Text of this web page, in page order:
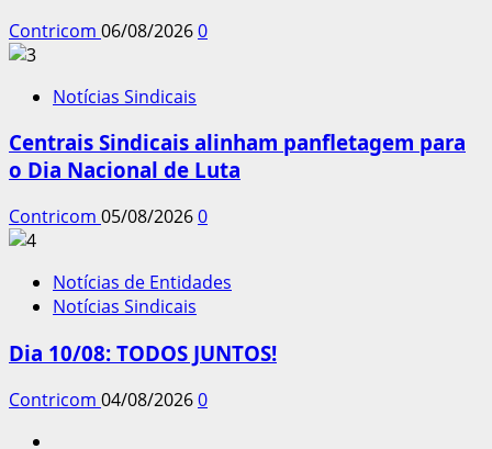
Contricom 06/08/20260
Notícias Sindicais
Centrais Sindicais alinham panfletagem para
o Dia Nacional de Luta
Contricom 05/08/20260
Notícias de Entidades
Notícias Sindicais
Dia 10/08: TODOS JUNTOS!
Contricom 04/08/20260